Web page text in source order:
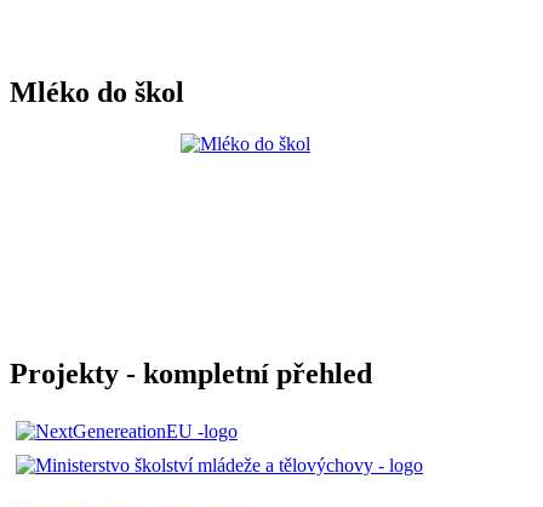
Mléko do škol
Projekty - kompletní přehled